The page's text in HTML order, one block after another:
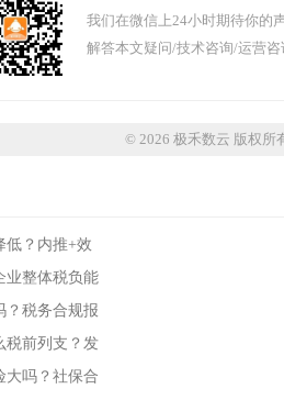
我们在微信上24小时期待你的
解答本文疑问/技术咨询/运营
© 2026 极禾数云 版权所
低？内推+效
业整体税负能
？税务合规报
税前列支？发
大吗？社保合